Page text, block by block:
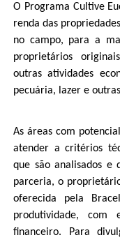
O Programa Cultive
renda das
no campo, para a
proprietários
outras atividades
pecuária, lazer e
As áreas com
atender a critérios
que são analisados e
parceria, o
oferecida pela
produtividade, com
financeiro. Para